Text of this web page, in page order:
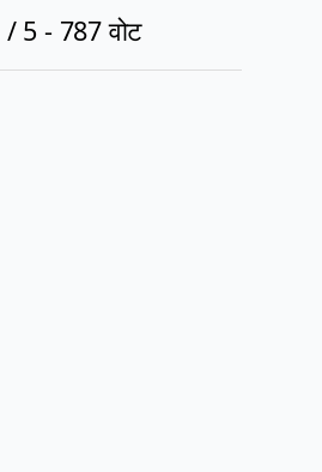
/ 5 - 787वोट